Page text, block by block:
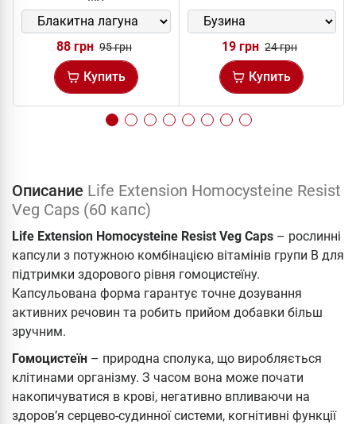
88 грн 95 грн
Купить
19 грн 24 грн
Купить
Описание Life Extension Homocysteine Resist
Veg Caps (60 капс)
Life Extension Homocysteine Resist Veg Caps – рослинні
капсули з потужною комбінацією вітамінів групи В для
підтримки здорового рівня гомоцистеїну.
Капсульована форма гарантує точне дозування
активних речовин та робить прийом добавки більш
зручним.
Гомоцистеїн – природна сполука, що виробляється
клітинами організму. З часом вона може почати
накопичуватися в крові, негативно впливаючи на
здоров’я серцево-судинної системи, когнітивні функції